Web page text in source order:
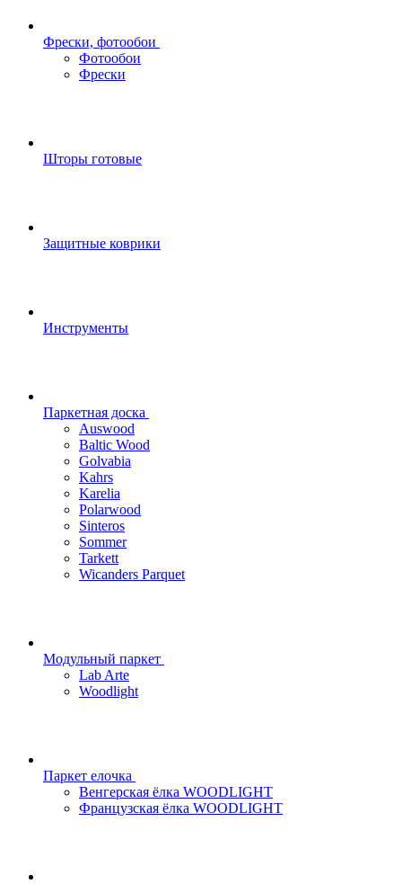
Фрески, фотообои
Фотообои
Фрески
Шторы готовые
Защитные коврики
Инструменты
Паркетная доска
Auswood
Baltic Wood
Golvabia
Kahrs
Karelia
Polarwood
Sinteros
Sommer
Tarkett
Wicanders Parquet
Модульный паркет
Lab Arte
Woodlight
Паркет елочка
Венгерская ёлка WOODLIGHT
Французская ёлка WOODLIGHT